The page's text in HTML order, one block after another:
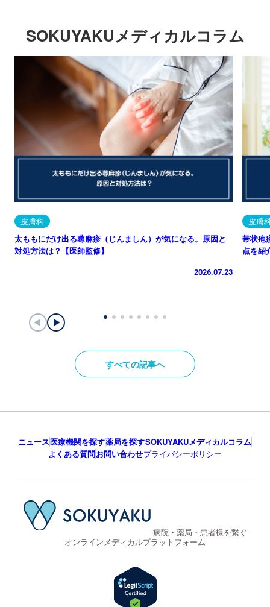
SOKUYAKUメディカルコラム
皮膚科
太ももにだけ出る蕁麻疹（じんましん）が気になる。原因と
対処方法は？【医師監修】
2026.07.23
皮膚
帯状疱
点を紹
すべての記事へ
ニュース医療機関を探す薬局を探すSOKUYAKUメディカルコラム
よくある質問お問い合わせプライバシーポリシー
病院・薬局・患者様を繋ぐ
オンラインメディカルプラットフォーム